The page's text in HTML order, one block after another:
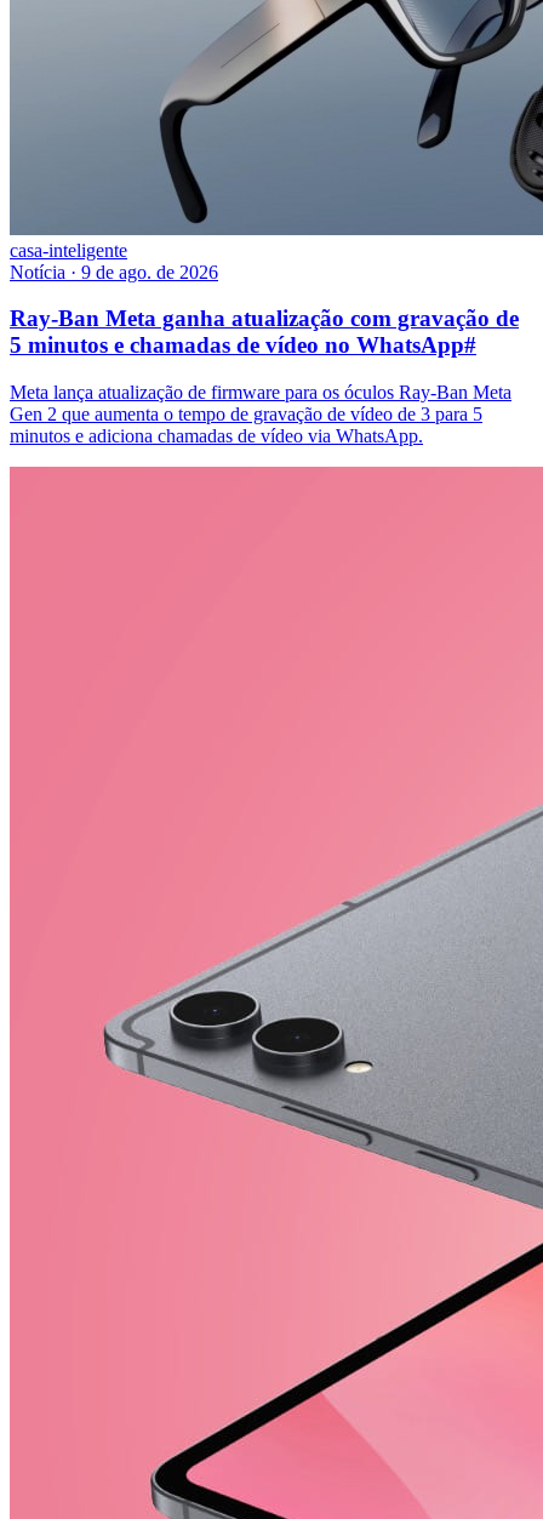
casa-inteligente
Notícia · 9 de ago. de 2026
Ray-Ban Meta ganha atualização com gravação de
5 minutos e chamadas de vídeo no WhatsApp#
Meta lança atualização de firmware para os óculos Ray-Ban Meta
Gen 2 que aumenta o tempo de gravação de vídeo de 3 para 5
minutos e adiciona chamadas de vídeo via WhatsApp.